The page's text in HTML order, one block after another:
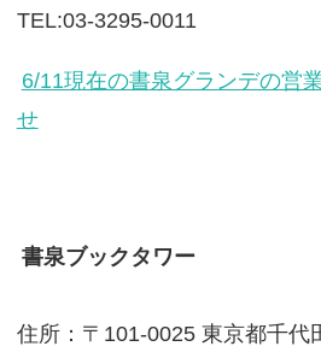
TEL:03-3295-0011
6/11現在の書泉グランデの営
せ
書泉ブックタワー
住所：〒101-0025 東京都千代